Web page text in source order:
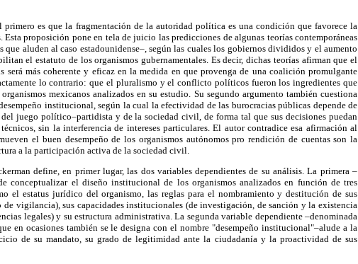
primero es que la fragmentación de la autoridad política es una condición que favorece la
proposición pone en tela de juicio las predicciones de algunas teorías contemporáneas
aluden al caso estadounidense–, según las cuales los gobiernos divididos y el aumento
el estatuto de los organismos gubernamentales. Es decir, dichas teorías afirman que el
más coherente y eficaz en la medida en que provenga de una coalición promulgante
lo contrario: que el pluralismo y el conflicto políticos fueron los ingredientes que
mexicanos analizados en su estudio. Su segundo argumento también cuestiona
institucional, según la cual la efectividad de las burocracias públicas depende de
del juego político–partidista y de la sociedad civil, de forma tal que sus decisiones puedan
sin la interferencia de intereses particulares. El autor contradice esa afirmación al
el buen desempeño de los organismos autónomos pro rendición de cuentas son la
a la participación activa de la sociedad civil.
define, en primer lugar, las dos variables dependientes de su análisis. La primera –
conceptualizar el diseño institucional de los organismos analizados en función de tres
el estatus jurídico del organismo, las reglas para el nombramiento y destitución de sus
vigilancia), sus capacidades institucionales (de investigación, de sanción y la existencia
legales) y su estructura administrativa. La segunda variable dependiente –denominada
en ocasiones también se le designa con el nombre "desempeño institucional"–alude a la
de su mandato, su grado de legitimidad ante la ciudadanía y la proactividad de sus